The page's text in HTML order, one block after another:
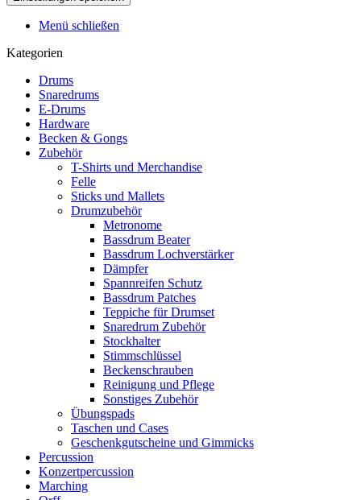
Menü schließen
Kategorien
Drums
Snaredrums
E-Drums
Hardware
Becken & Gongs
Zubehör
T-Shirts und Merchandise
Felle
Sticks und Mallets
Drumzubehör
Metronome
Bassdrum Beater
Bassdrum Lochverstärker
Dämpfer
Spannreifen Schutz
Bassdrum Patches
Teppiche für Drumset
Snaredrum Zubehör
Stockhalter
Stimmschlüssel
Beckenschrauben
Reinigung und Pflege
Sonstiges Zubehör
Übungspads
Taschen und Cases
Geschenkgutscheine und Gimmicks
Percussion
Konzertpercussion
Marching